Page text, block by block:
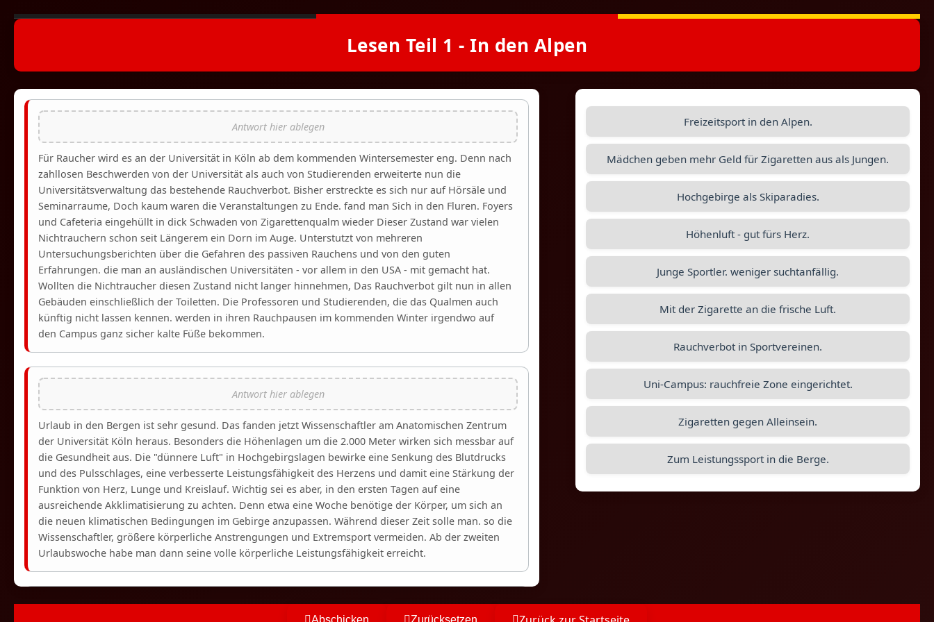
Lesen Teil 1 - In den Alpen
Für Raucher wird es an der Universität in Köln ab dem kommenden Wintersemester eng. Denn nach
zahllosen Beschwerden von der Universität als auch von Studierenden erweiterte nun die
Universitätsverwaltung das bestehende Rauchverbot. Bisher erstreckte es sich nur auf Hörsäle und
Seminarraume, Doch kaum waren die Veranstaltungen zu Ende. fand man Sich in den Fluren. Foyers
und Cafeteria eingehüllt in dick Schwaden von Zigarettenqualm wieder Dieser Zustand war vielen
Nichtrauchern schon seit Längerem ein Dorn im Auge. Unterstutzt von mehreren
Untersuchungsberichten über die Gefahren des passiven Rauchens und von den guten
Erfahrungen. die man an ausländischen Universitäten - vor allem in den USA - mit gemacht hat.
Wollten die Nichtraucher diesen Zustand nicht langer hinnehmen, Das Rauchverbot gilt nun in allen
Gebäuden einschließlich der Toiletten. Die Professoren und Studierenden, die das Qualmen auch
künftig nicht lassen kennen. werden in ihren Rauchpausen im kommenden Winter irgendwo auf
den Campus ganz sicher kalte Füße bekommen.
Urlaub in den Bergen ist sehr gesund. Das fanden jetzt Wissenschaftler am Anatomischen Zentrum
der Universität Köln heraus. Besonders die Höhenlagen um die 2.000 Meter wirken sich messbar auf
die Gesundheit aus. Die "dünnere Luft" in Hochgebirgslagen bewirke eine Senkung des Blutdrucks
und des Pulsschlages, eine verbesserte Leistungsfähigkeit des Herzens und damit eine Stärkung der
Funktion von Herz, Lunge und Kreislauf. Wichtig sei es aber, in den ersten Tagen auf eine
ausreichende Akklimatisierung zu achten. Denn etwa eine Woche benötige der Körper, um sich an
die neuen klimatischen Bedingungen im Gebirge anzupassen. Während dieser Zeit solle man. so die
Wissenschaftler, größere körperliche Anstrengungen und Extremsport vermeiden. Ab der zweiten
Urlaubswoche habe man dann seine volle körperliche Leistungsfähigkeit erreicht.
Freizeitsport in den Alpen.
Mädchen geben mehr Geld für Zigaretten aus als Jungen.
Hochgebirge als Skiparadies.
Höhenluft - gut fürs Herz.
Junge Sportler. weniger suchtanfällig.
Mit der Zigarette an die frische Luft.
Rauchverbot in Sportvereinen.
Uni-Campus: rauchfreie Zone eingerichtet.
Zigaretten gegen Alleinsein.
Zum Leistungssport in die Berge.
Abschicken Zurücksetzen